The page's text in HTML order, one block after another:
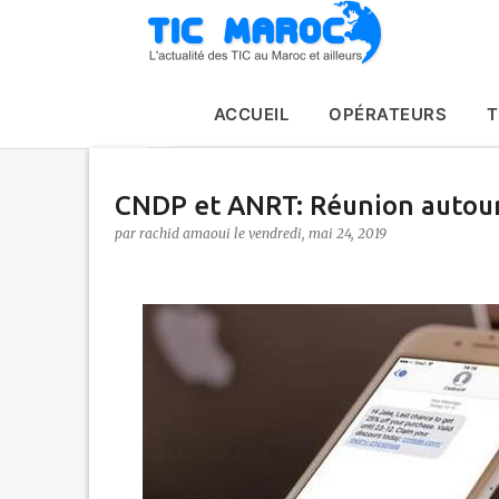
ACCUEIL OPÉRATEURS
CNDP et ANRT: Réunion
par rachid amaoui le vendredi, mai 24, 2019